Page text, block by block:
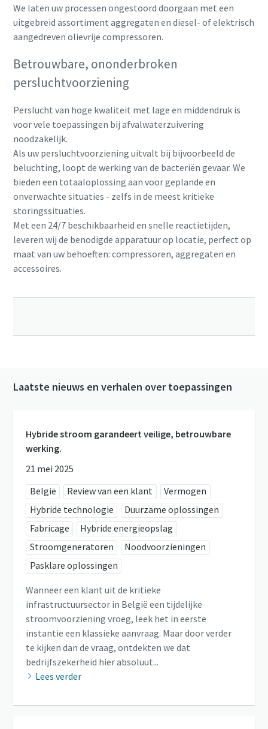
We laten uw processen ongestoord doorgaan met een
uitgebreid assortiment aggregaten en diesel- of elektrisch
aangedreven olievrije compressoren.
Betrouwbare, ononderbroken
persluchtvoorziening
Perslucht van hoge kwaliteit met lage en middendruk is
voor vele toepassingen bij afvalwaterzuivering
noodzakelijk.
Als uw persluchtvoorziening uitvalt bij bijvoorbeeld de
beluchting, loopt de werking van de bacteriën gevaar. We
bieden een totaaloplossing aan voor geplande en
onverwachte situaties - zelfs in de meest kritieke
storingssituaties.
Met een 24/7 beschikbaarheid en snelle reactietijden,
leveren wij de benodigde apparatuur op locatie, perfect op
maat van uw behoeften: compressoren, aggregaten en
accessoires.
Laatste nieuws en verhalen over toepassingen
Hybride stroom garandeert veilige, betrouwbare
werking.
21 mei 2025
België
Review van een klant
Vermogen
Hybride technologie
Duurzame oplossingen
Fabricage
Hybride energieopslag
Stroomgeneratoren
Noodvoorzieningen
Pasklare oplossingen
Wanneer een klant uit de kritieke
infrastructuursector in België een tijdelijke
stroomvoorziening vroeg, leek het in eerste
instantie een klassieke aanvraag. Maar door verder
te kijken dan de vraag, ontdekten we dat
bedrijfszekerheid hier absoluut...
Lees verder